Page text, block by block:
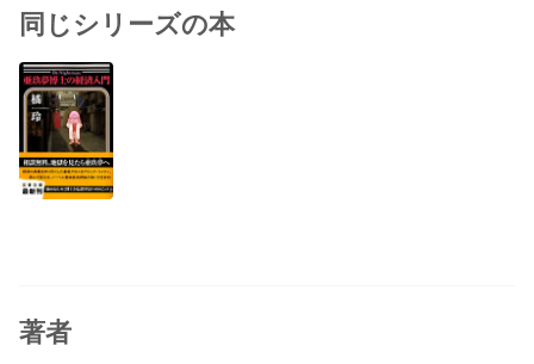
同じシリーズの本
著者